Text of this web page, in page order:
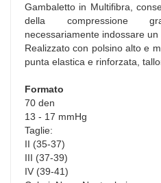
Gambaletto in Multifibra,
della compressione
necessariamente indossare un
Realizzato con polsino alto e
punta elastica e rinforzata,
Formato
70 den
13 - 17 mmHg
Taglie:
II (35-37)
III (37-39)
IV (39-41)